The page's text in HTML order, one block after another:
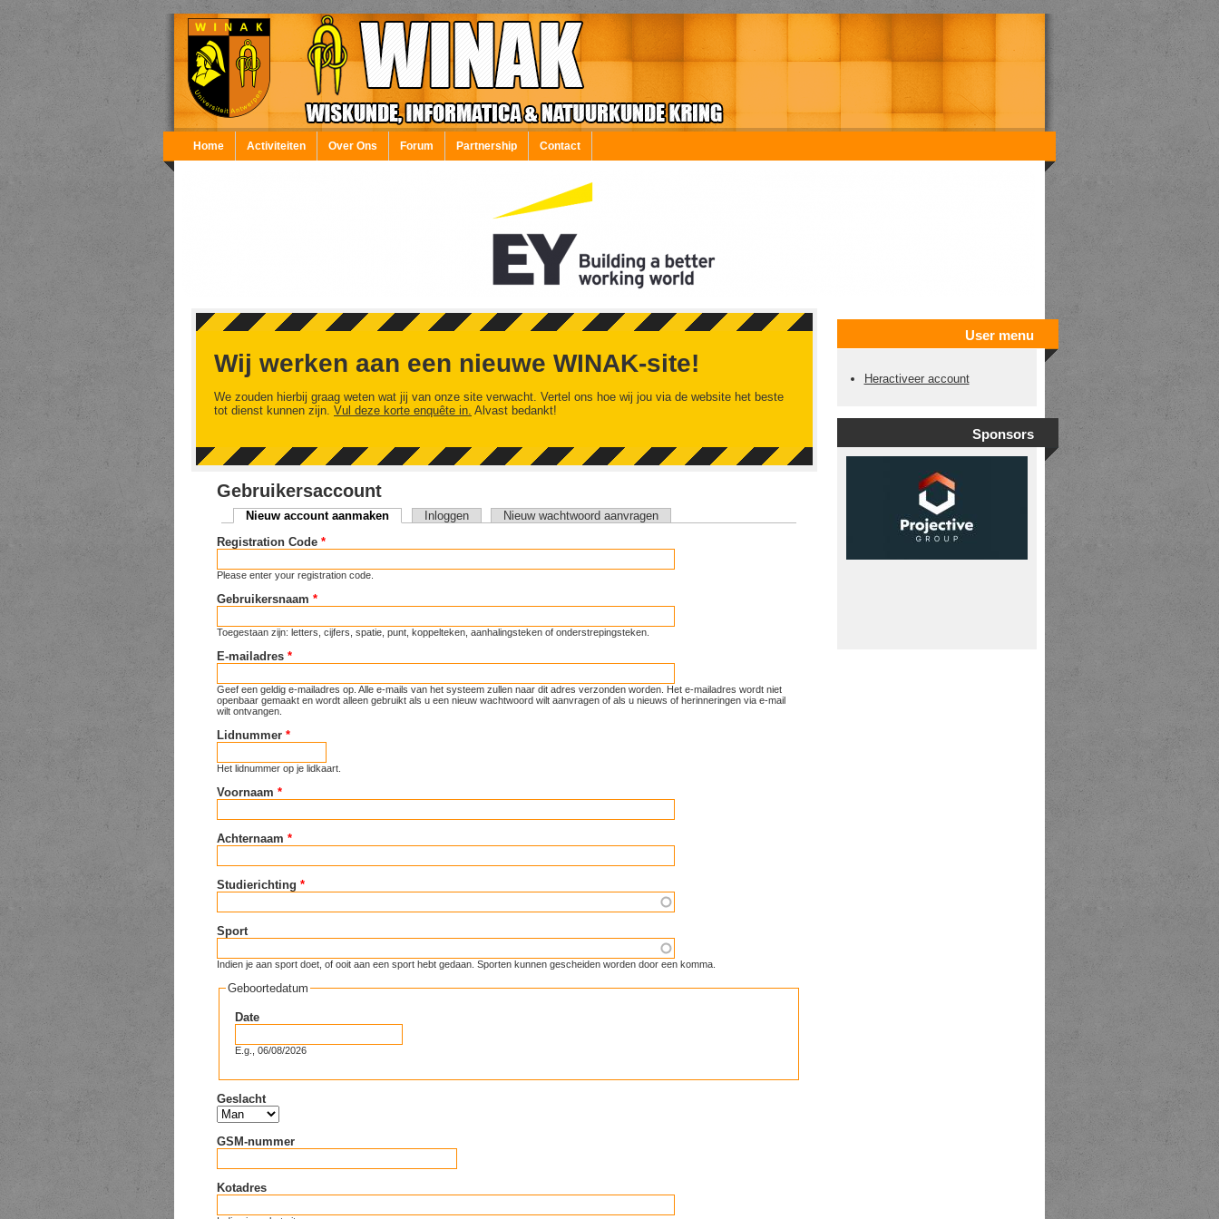
Overslaan en naar de inhoud gaan
Home Activiteiten Over Ons Forum Partnership Contact
Wij werken aan een nieuwe WINAK-site!
We zouden hierbij graag weten wat jij van onze site verwacht. Vertel ons hoe wij jou via de website het beste
tot dienst kunnen zijn. Vul deze korte enquête in. Alvast bedankt!
Gebruikersaccount
Primaire tabs
Nieuw account aanmaken (actieve tabblad)
Inloggen
Nieuw wachtwoord aanvragen
Registration Code *
Please enter your registration code.
Gebruikersnaam *
Toegestaan zijn: letters, cijfers, spatie, punt, koppelteken, aanhalingsteken of onderstrepingsteken.
E-mailadres *
Geef een geldig e-mailadres op. Alle e-mails van het systeem zullen naar dit adres verzonden worden. Het e-mailadres wordt niet
openbaar gemaakt en wordt alleen gebruikt als u een nieuw wachtwoord wilt aanvragen of als u nieuws of herinneringen via e-mail
wilt ontvangen.
Lidnummer *
Het lidnummer op je lidkaart.
Voornaam *
Achternaam *
Studierichting *
Sport
Indien je aan sport doet, of ooit aan een sport hebt gedaan. Sporten kunnen gescheiden worden door een komma.
Geboortedatum
Date
E.g., 06/08/2026
Geslacht
GSM-nummer
Kotadres
User menu
Heractiveer account
Sponsors